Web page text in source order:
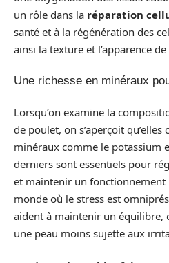
un rôle dans la réparation
santé et à la régénération des
ainsi la texture et l’apparence de
Une richesse en minéraux
Lorsqu’on examine la
de poulet, on s’aperçoit
minéraux comme le potassium
derniers sont essentiels pour
et maintenir un fonctionnement
monde où le stress est
aident à maintenir un équilibre,
une peau moins sujette aux